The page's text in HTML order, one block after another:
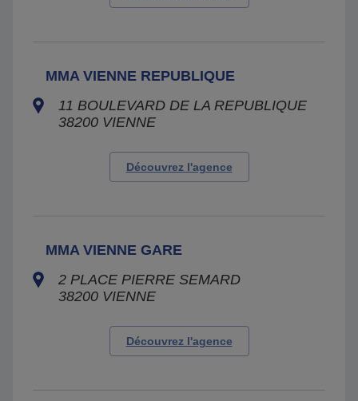
MMA VIENNE REPUBLIQUE
11 BOULEVARD DE LA REPUBLIQUE
38200 VIENNE
Découvrez l'agence
MMA VIENNE GARE
2 PLACE PIERRE SEMARD
38200 VIENNE
Découvrez l'agence